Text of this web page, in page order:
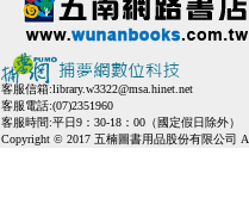
客服信箱:library.w3322@msa.hinet.net
客服電話:(07)2351960
客服時間:平日9：30-18：00（國定假日除外）
Copyright © 2017 五楠圖書用品股份有限公司